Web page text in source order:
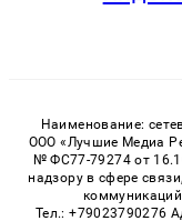
Наименование:
ООО «Лучшие Медиа
№ ФС77-79274 от
надзору в сфере
Тел.: +79023790276